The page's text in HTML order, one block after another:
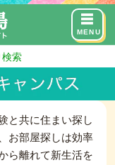
MENU
問い合わせ
検索
と共に住まい探し
お部屋探しは効率
ら離れて新生活を